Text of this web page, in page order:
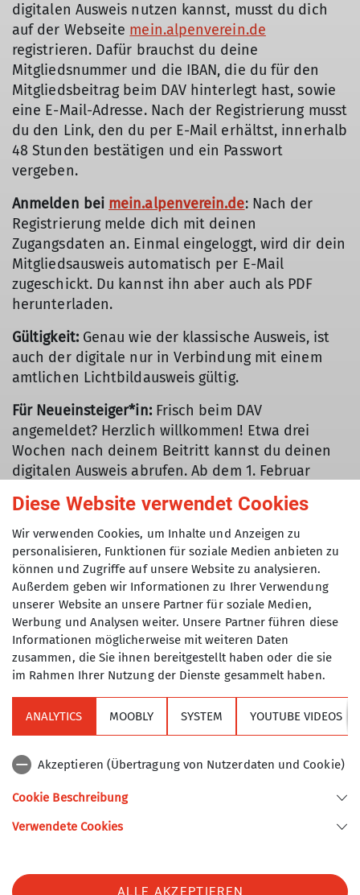
digitalen Ausweis nutzen kannst, musst du dich
auf der Webseite mein.alpenverein.de
registrieren. Dafür brauchst du deine
Mitgliedsnummer und die IBAN, die du für den
Mitgliedsbeitrag beim DAV hinterlegt hast, sowie
eine E-Mail-Adresse. Nach der Registrierung musst
du den Link, den du per E-Mail erhältst, innerhalb
48 Stunden bestätigen und ein Passwort
vergeben.
Anmelden bei mein.alpenverein.de: Nach der
Registrierung melde dich mit deinen
Zugangsdaten an. Einmal eingeloggt, wird dir dein
Mitgliedsausweis automatisch per E-Mail
zugeschickt. Du kannst ihn aber auch als PDF
herunterladen.
Gültigkeit: Genau wie der klassische Ausweis, ist
auch der digitale nur in Verbindung mit einem
amtlichen Lichtbildausweis gültig.
Für Neueinsteiger*in:Frisch beim DAV
angemeldet? Herzlich willkommen! Etwa drei
Wochen nach deinem Beitritt kannst du deinen
digitalen Ausweis abrufen. Ab dem 1. Februar
eines jeden Jahres gibt’s den Ausweis für das neue
Mitgliedsjahr.
Und das war's schon! Mit dem digitalen DAV-
Mitgliedsausweis bist du bestens ausgerüstet für
alle Abenteuer in den Bergen – und das ganz
umweltfreundlich und immer griffbereit auf
deinem Handy.
Alpenverein
Sektion Turner-Alpenkränzchen des Deutschen Alpenvereins e.V.
Telefon +49894485357
Diese Website verwendet Cookies
Wir verwenden Cookies, um Inhalte und Anzeigen zu
personalisieren, Funktionen für soziale Medien anbieten zu
können und Zugriffe auf unsere Website zu analysieren.
Außerdem geben wir Informationen zu Ihrer Verwendung
unserer Website an unsere Partner für soziale Medien,
Werbung und Analysen weiter. Unsere Partner führen diese
Informationen möglicherweise mit weiteren Daten
zusammen, die Sie ihnen bereitgestellt haben oder die sie
im Rahmen Ihrer Nutzung der Dienste gesammelt haben.
ANALYTICS MOOBLY SYSTEM YOUTUBE VIDEOS
Akzeptieren (Übertragung von Nutzerdaten und Cookie)
Cookie Beschreibung
Verwendete Cookies
ALLE AKZEPTIEREN